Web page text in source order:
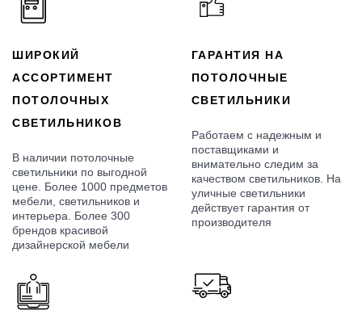
ШИРОКИЙ
АССОРТИМЕНТ
ПОТОЛОЧНЫХ
СВЕТИЛЬНИКОВ
В наличии потолочные
светильники по выгодной
цене. Более 1000 предметов
мебели, светильников и
интерьера. Более 300
брендов красивой
дизайнерской мебели
ГАРАНТИЯ НА
ПОТОЛОЧНЫЕ
СВЕТИЛЬНИКИ
Работаем с надежным и
поставщиками и
внимательно следим за
качеством светильников. На
уличные светильники
действует гарантия от
производителя